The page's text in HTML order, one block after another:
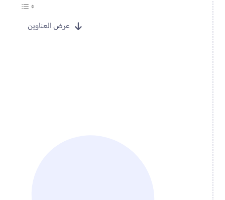
عرض العناوين